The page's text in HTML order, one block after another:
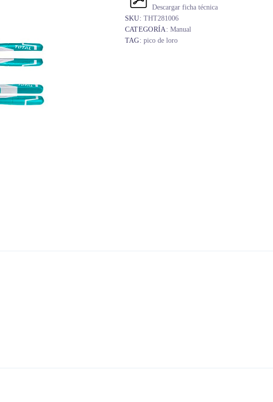
Descargar ficha técnica
SKU:THT281006
CATEGORÍA:Manual
TAG:pico de loro